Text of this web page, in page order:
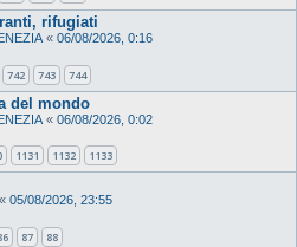
rifugiati
« 06/08/2026, 0:16
742 743 744
del mondo
« 06/08/2026, 0:02
1131 1132 1133
« 05/08/2026, 23:55
87 88